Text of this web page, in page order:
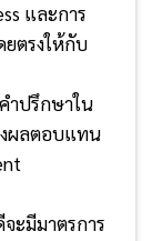
และการ
ตรงให้กับ
ำปรึกษาใน
ผลตอบแทน
ะมีมาตรการ